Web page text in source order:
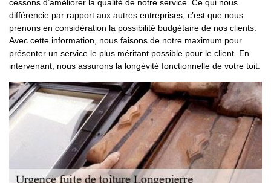
cessons d’améliorer la qualité de notre service. Ce qui nous
différencie par rapport aux autres entreprises, c’est que nous
prenons en considération la possibilité budgétaire de nos clients.
Avec cette information, nous faisons de notre maximum pour
présenter un service le plus méritant possible pour le client. En
intervenant, nous assurons la longévité fonctionnelle de votre toit.